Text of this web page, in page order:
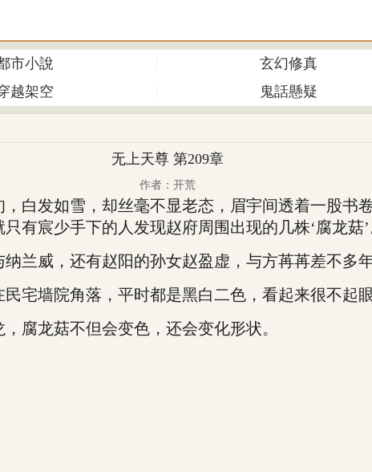
市小說 玄幻修真
越架空 鬼話懸疑
无上天尊 第209章
作者：开荒
发如雪，却丝毫不显老态，眉宇间透着一股书
有宸少手下的人发现赵府周围出现的几株‘腐龙菇’
威，还有赵阳的孙女赵盈虚，与方苒苒差不多
墙院角落，平时都是黑白二色，看起来很不起眼
龙菇不但会变色，还会变化形状。